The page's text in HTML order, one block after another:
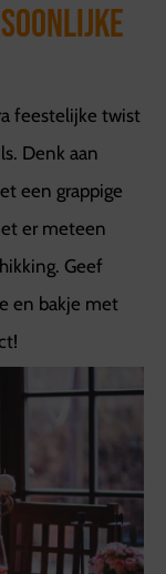
feestelijke twist
Denk aan
een grappige
er meteen
Geef
en bakje met